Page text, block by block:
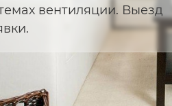
вентиляции. Выезд